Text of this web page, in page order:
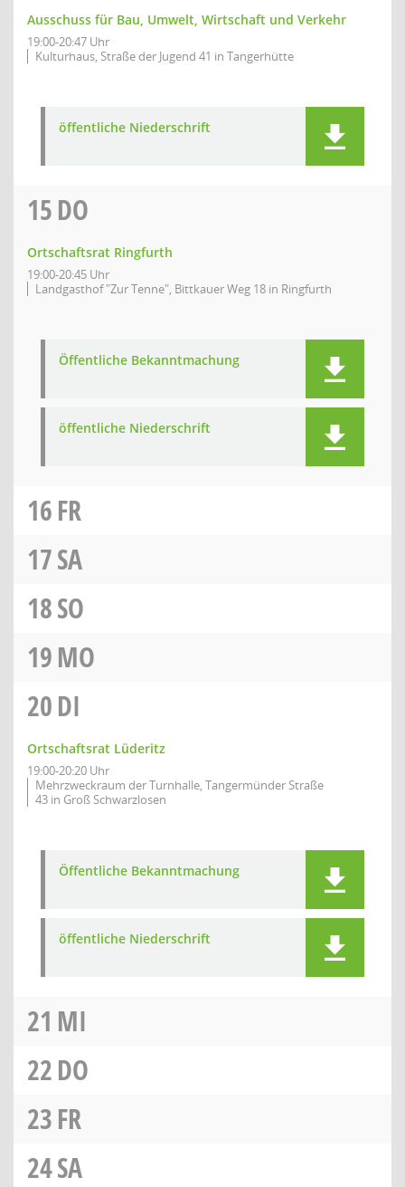
Ausschuss für Bau, Umwelt, Wirtschaft und Verkehr
19:00-20:47 Uhr
Kulturhaus, Straße der Jugend 41 in Tangerhütte
öffentliche Niederschrift
15DO
Ortschaftsrat Ringfurth
19:00-20:45 Uhr
Landgasthof "Zur Tenne", Bittkauer Weg 18 in Ringfurth
Öffentliche Bekanntmachung
öffentliche Niederschrift
16FR
17SA
18SO
19MO
20DI
Ortschaftsrat Lüderitz
19:00-20:20 Uhr
Mehrzweckraum der Turnhalle, Tangermünder Straße
43 in Groß Schwarzlosen
Öffentliche Bekanntmachung
öffentliche Niederschrift
21 MI
22DO
23FR
24SA